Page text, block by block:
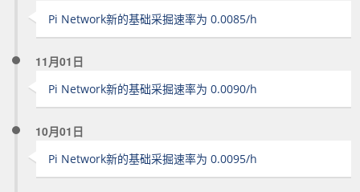
Pi Network新的基础采掘速率为 0.0085/h
11月01日
Pi Network新的基础采掘速率为 0.0090/h
10月01日
Pi Network新的基础采掘速率为 0.0095/h